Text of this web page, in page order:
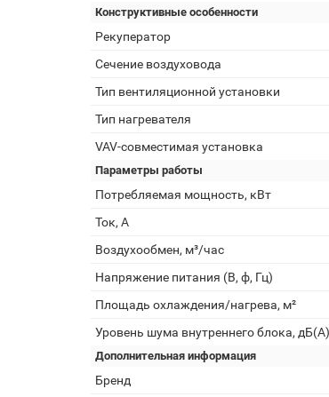
Конструктивные особенности
Рекуператор
Сечение воздуховода
Тип вентиляционной установки
Тип нагревателя
VAV-совместимая установка
Параметры работы
Потребляемая мощность, кВт
Ток, А
Воздухообмен, м³/час
Напряжение питания (В, ф, Гц)
Площадь охлаждения/нагрева, м²
Уровень шума внутреннего блока, дБ(А)
Дополнительная информация
Бренд